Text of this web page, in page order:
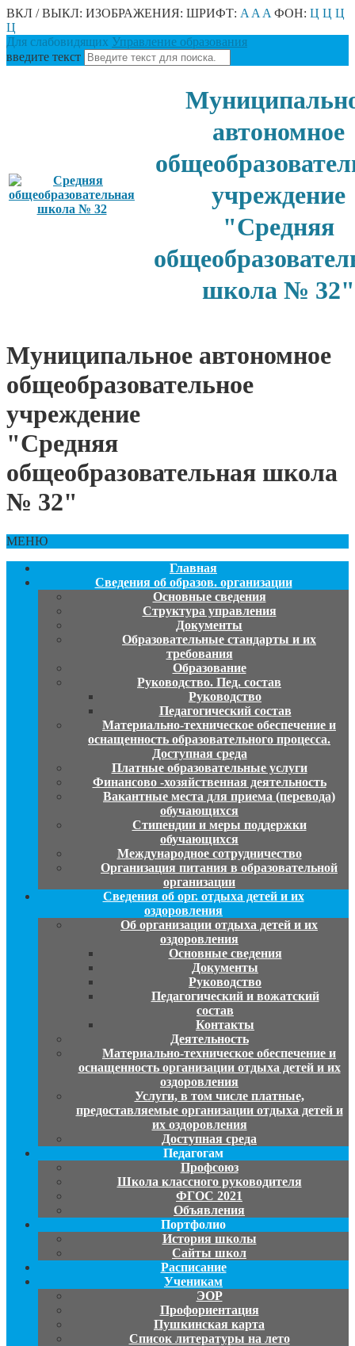
ВКЛ / ВЫКЛ: ИЗОБРАЖЕНИЯ: ШРИФТ: A A A ФОН: Ц Ц Ц
Ц
Для слабовидящих Управление образования
введите текст
автономное
учреждение
"Средняя
школа № 32"
Муниципальное автономное
общеобразовательное
учреждение
"Средняя
общеобразовательная школа
№ 32"
МЕНЮ
Главная
Сведения об образов. организации
Основные сведения
Структура управления
Документы
Образовательные стандарты и их
требования
Образование
Руководство. Пед. состав
Руководство
Педагогический состав
Материально-техническое обеспечение и
оснащенность образовательного процесса.
Доступная среда
Платные образовательные услуги
Финансово -хозяйственная деятельность
Вакантные места для приема (перевода)
обучающихся
Стипендии и меры поддержки
обучающихся
Международное сотрудничество
Организация питания в образовательной
организации
Сведения об орг. отдыха детей и их
оздоровления
Об организации отдыха детей и их
оздоровления
Основные сведения
Документы
Руководство
Педагогический и вожатский
состав
Контакты
Деятельность
Материально-техническое обеспечение и
оснащенность организации отдыха детей и их
оздоровления
Услуги, в том числе платные,
предоставляемые организации отдыха детей и
их оздоровления
Доступная среда
Педагогам
Профсоюз
Школа классного руководителя
ФГОС 2021
Объявления
Портфолио
История школы
Сайты школ
Расписание
Ученикам
ЭОР
Профориентация
Пушкинская карта
Список литературы на лето